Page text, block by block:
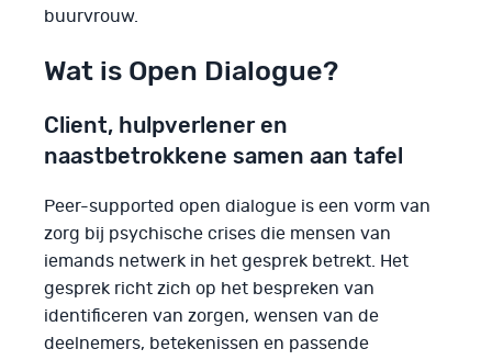
buurvrouw.
Wat is Open Dialogue?
Client, hulpverlener en
naastbetrokkene samen aan tafel
Peer-supported open dialogue is een vorm van
zorg bij psychische crises die mensen van
iemands netwerk in het gesprek betrekt. Het
gesprek richt zich op het bespreken van
identificeren van zorgen, wensen van de
deelnemers, betekenissen en passende